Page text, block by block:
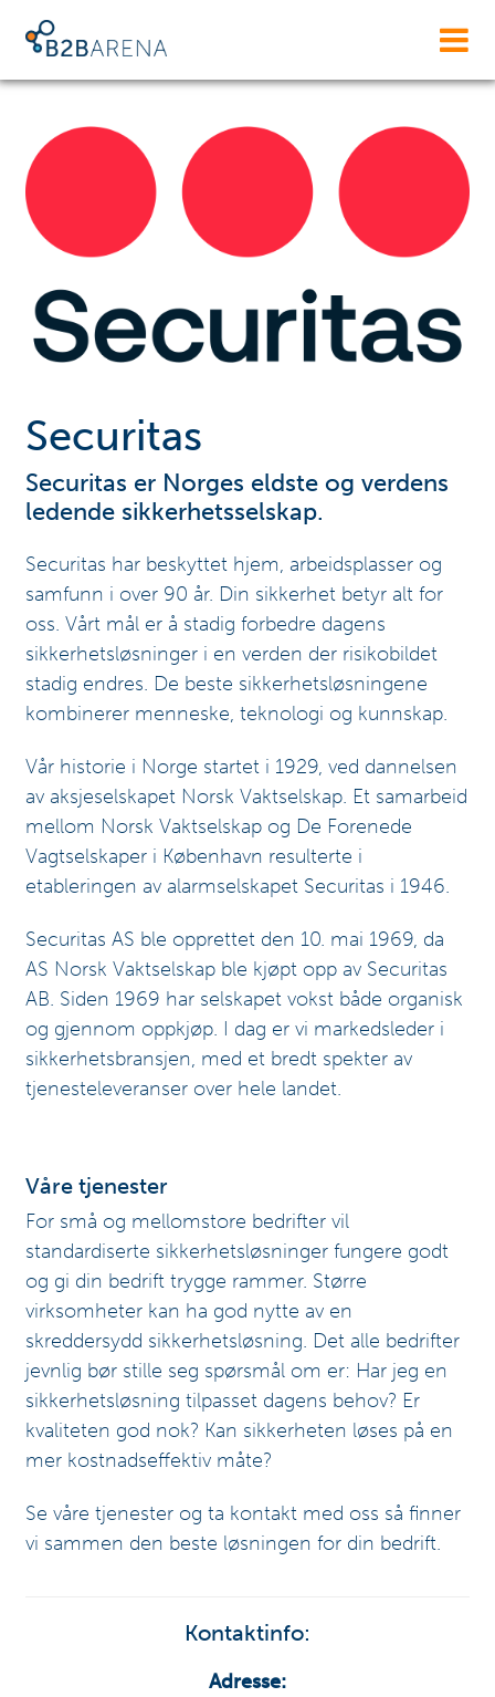
Securitas
Securitas er Norges eldste og verdens
ledende sikkerhetsselskap.
Securitas har beskyttet hjem, arbeidsplasser og
samfunn i over 90 år. Din sikkerhet betyr alt for
oss. Vårt mål er å stadig forbedre dagens
sikkerhetsløsninger i en verden der risikobildet
stadig endres. De beste sikkerhetsløsningene
kombinerer menneske, teknologi og kunnskap.
Vår historie i Norge startet i 1929, ved dannelsen
av aksjeselskapet Norsk Vaktselskap. Et samarbeid
mellom Norsk Vaktselskap og De Forenede
Vagtselskaper i København resulterte i
etableringen av alarmselskapet Securitas i 1946.
Securitas AS ble opprettet den 10. mai 1969, da
AS Norsk Vaktselskap ble kjøpt opp av Securitas
AB. Siden 1969 har selskapet vokst både organisk
og gjennom oppkjøp. I dag er vi markedsleder i
sikkerhetsbransjen, med et bredt spekter av
tjenesteleveranser over hele landet.
Våre tjenester
For små og mellomstore bedrifter vil
standardiserte sikkerhetsløsninger fungere godt
og gi din bedrift trygge rammer. Større
virksomheter kan ha god nytte av en
skreddersydd sikkerhetsløsning. Det alle bedrifter
jevnlig bør stille seg spørsmål om er: Har jeg en
sikkerhetsløsning tilpasset dagens behov? Er
kvaliteten god nok? Kan sikkerheten løses på en
mer kostnadseffektiv måte?
Se våre tjenester og ta kontakt med oss så finner
vi sammen den beste løsningen for din bedrift.
Kontaktinfo:
Adresse: